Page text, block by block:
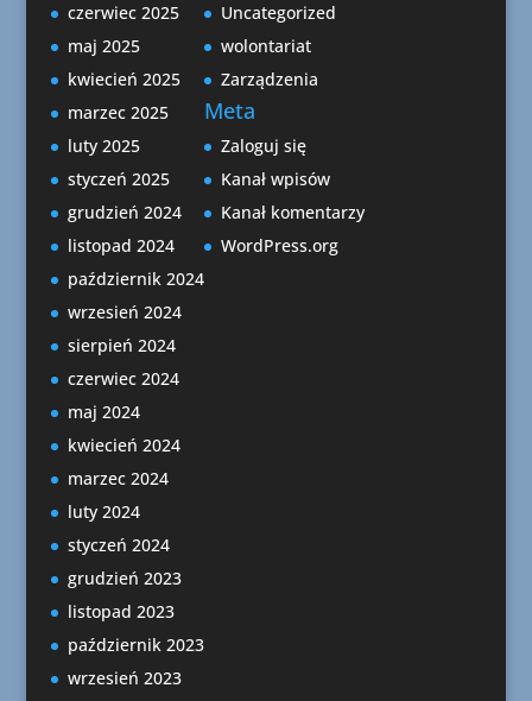
czerwiec 2025
maj 2025
kwiecień 2025
marzec 2025
luty 2025
styczeń 2025
grudzień 2024
listopad 2024
październik 2024
wrzesień 2024
sierpień 2024
czerwiec 2024
maj 2024
kwiecień 2024
marzec 2024
luty 2024
styczeń 2024
grudzień 2023
listopad 2023
październik 2023
wrzesień 2023
Uncategorized
wolontariat
Zarządzenia
Meta
Zaloguj się
Kanał wpisów
Kanał komentarzy
WordPress.org